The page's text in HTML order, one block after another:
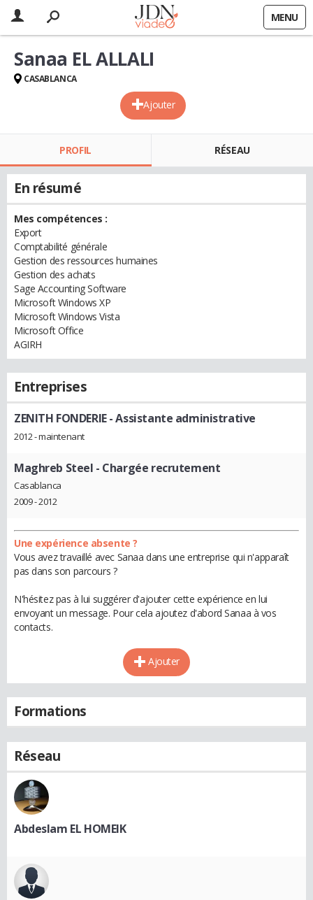
MENU
Ajouter
Sanaa EL ALLALI
CASABLANCA
PROFIL RÉSEAU
En résumé
Mes compétences :
Export
Comptabilité générale
Gestion des ressources humaines
Gestion des achats
Sage Accounting Software
Microsoft Windows XP
Microsoft Windows Vista
Microsoft Office
AGIRH
Entreprises
ZENITH FONDERIE- Assistante administrative
2012 - maintenant
Maghreb Steel - Chargée recrutement
Casablanca
2009 - 2012
Une expérience absente ?
Vous avez travaillé avec Sanaa dans une entreprise qui n'apparaît
pas dans son parcours ?
N'hésitez pas à lui suggérer d'ajouter cette expérience en lui
envoyant un message. Pour cela ajoutez d'abord Sanaa à vos
contacts.
Ajouter
Formations
Réseau
Abdeslam EL HOMEIK